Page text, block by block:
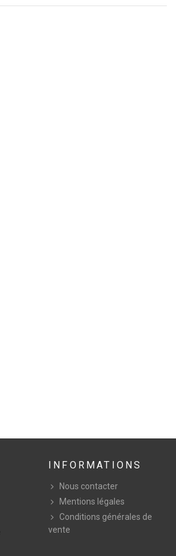
INFORMATIONS
Nous contacter
Mentions légales
Conditions générales de
vente